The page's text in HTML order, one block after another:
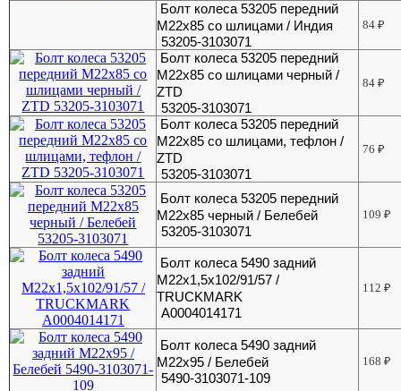
Болт колеса 53205 передний
М22х85 со шлицами / Индия
53205-3103071
84₽
Болт колеса 53205 передний
М22х85 со шлицами черный /
ZTD
53205-3103071
84₽
Болт колеса 53205 передний
М22х85 со шлицами, тефлон /
ZTD
53205-3103071
76₽
Болт колеса 53205 передний
М22х85 черный / Белебей
53205-3103071
109₽
Болт колеса 5490 задний
М22х1,5х102/91/57 /
TRUCKMARK
A0004014171
112₽
Болт колеса 5490 задний
М22х95 / Белебей
5490-3103071-109
168₽